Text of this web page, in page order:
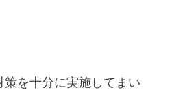
を十分に実施してまい